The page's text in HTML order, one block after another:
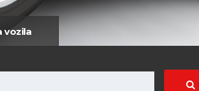
vozila